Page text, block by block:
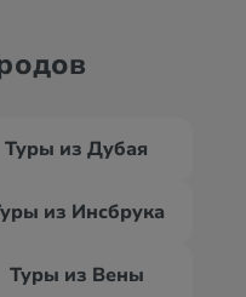
Туры из Дубая
из Инсбрука
Туры из Вены